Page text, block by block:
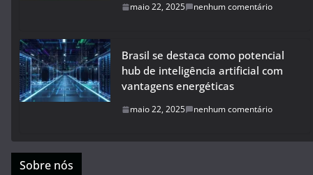
maio 22, 2025 nenhum comentário
Brasil se destaca como potencial
hub de inteligência artificial com
vantagens energéticas
maio 22, 2025 nenhum comentário
Sobre nós